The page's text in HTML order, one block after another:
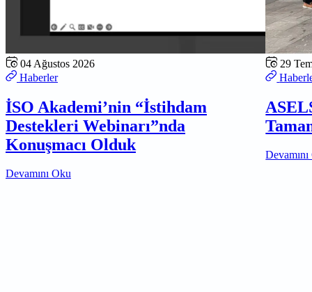
04 Ağustos 2026
Haberler
İSO Akademi’nin “İstihdam
Destekleri Webinarı”nda
Konuşmacı Olduk
Devamını Oku
29